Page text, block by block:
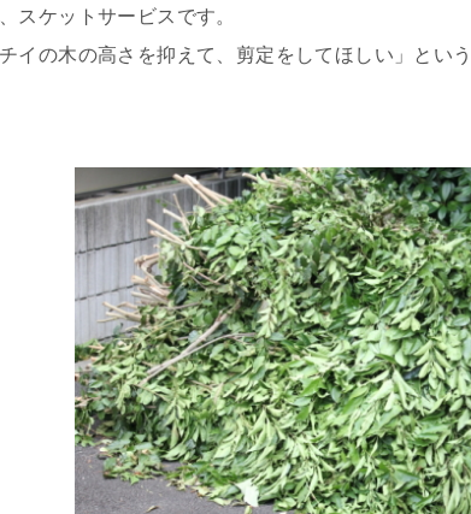
スケットサービスです。
イの木の高さを抑えて、剪定をしてほしい」とい